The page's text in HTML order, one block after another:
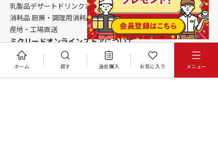
ホーム 探す 過去購入 お気に入り メニュー
乳製品デザート ドリンク お酒調味料
消耗品 卓上・客席用
消耗品 厨房・調理用消耗品 クレンリネス生鮮品（配送便限定）
産地・工場直送
ミクリードオンラインストアについて
はじめての方へ ニュース ご利用ガイド
会社概要
お問い合わせ